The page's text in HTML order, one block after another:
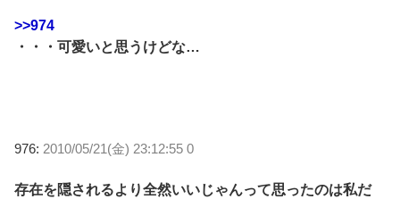
>>974
・・・可愛いと思うけどな…
976: 2010/05/21(金) 23:12:55 0
存在を隠されるより全然いいじゃんって思ったのは私だ